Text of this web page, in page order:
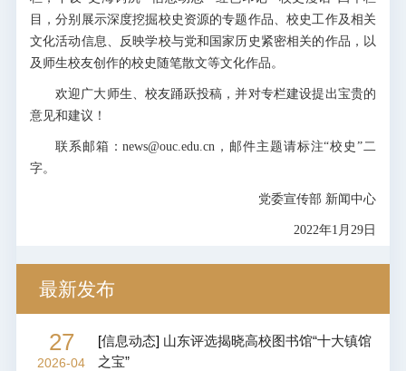
目，分别展示深度挖掘校史资源的专题作品、校史工作及相关
文化活动信息、反映学校与党和国家历史紧密相关的作品，以
及师生校友创作的校史随笔散文等文化作品。
欢迎广大师生、校友踊跃投稿，并对专栏建设提出宝贵的
意见和建议！
联系邮箱：news@ouc.edu.cn，邮件主题请标注“校史”二
字。
党委宣传部 新闻中心
2022年1月29日
最新发布
27
2026-04
[信息动态] 山东评选揭晓高校图书馆“十大镇馆
之宝”